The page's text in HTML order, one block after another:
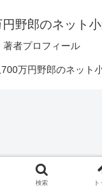
野郎のネット
著者プロフィール
万円野郎のネット
検索